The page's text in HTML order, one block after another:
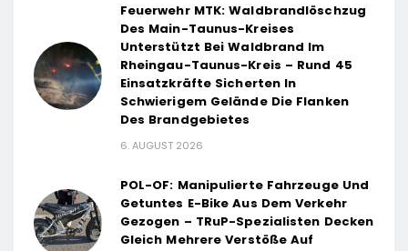
Feuerwehr MTK: Waldbrandlöschzug
Des Main-Taunus-Kreises
Unterstützt Bei Waldbrand Im
Rheingau-Taunus-Kreis – Rund 45
Einsatzkräfte Sicherten In
Schwierigem Gelände Die Flanken
Des Brandgebietes
6. AUGUST 2026
POL-OF: Manipulierte Fahrzeuge Und
Getuntes E-Bike Aus Dem Verkehr
Gezogen – TRuP-Spezialisten Decken
Gleich Mehrere Verstöße Auf